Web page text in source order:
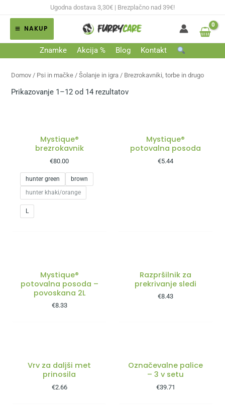
content
Ugodna dostava 3,30€ | Brezplačno nad 39€!
MAIN
MENU
NAKUP
Znamke Akcija % Blog Kontakt
Domov / Psi in mačke /Šolanje in igra / Brezrokavniki, torbe in drugo
Prikazovanje 1–12 od 14 rezultatov
Mystique®
brezrokavnik
€80.00
hunter green
brown
hunter khaki/orange
L
Mystique®
potovalna posoda
€5.44
Mystique®
potovalna posoda –
povoskana 2L
€8.33
Razpršilnik za
prekrivanje sledi
€8.43
Vrv za daljši met
prinosila
€2.66
Označevalne palice
– 3 v setu
€39.71